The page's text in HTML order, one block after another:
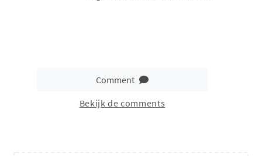
Comment
Bekijk de comments